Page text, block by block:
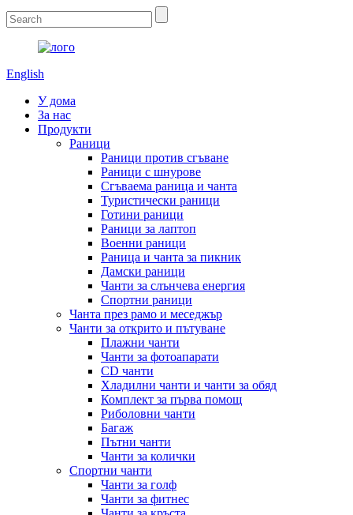
English
У дома
За нас
Продукти
Раници
Раници против сгъване
Раници с шнурове
Сгъваема раница и чанта
Туристически раници
Готини раници
Раници за лаптоп
Военни раници
Раница и чанта за пикник
Дамски раници
Чанти за слънчева енергия
Спортни раници
Чанта през рамо и меседжър
Чанти за открито и пътуване
Плажни чанти
Чанти за фотоапарати
CD чанти
Хладилни чанти и чанти за обяд
Комплект за първа помощ
Риболовни чанти
Багаж
Пътни чанти
Чанти за колички
Спортни чанти
Чанти за голф
Чанти за фитнес